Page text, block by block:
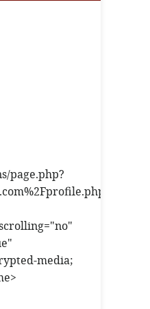
page.php?
media;